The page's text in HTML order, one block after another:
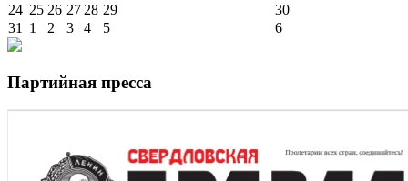
24 25 26 27 28 29
30
31
1 2 3 4 5 6
Партийная пресса